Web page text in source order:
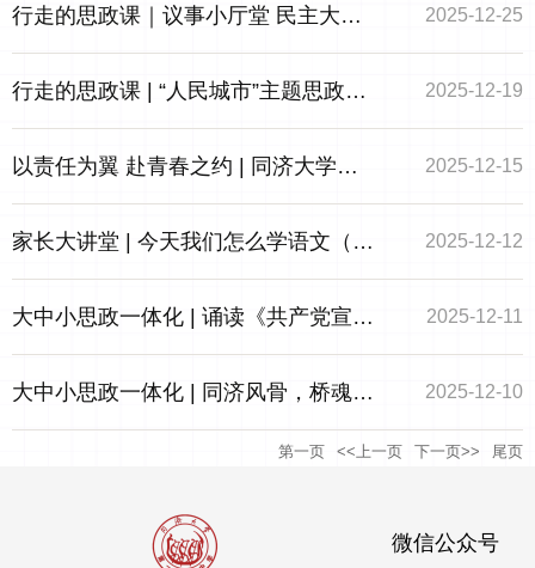
教育活动
育拔尖创新人才
行走的思政课｜议事小厅堂 民主大课
堂——2025学年第一学期书记思政课
第七期（总第28期）
2025-12-25
行走的思政课 | “人民城市”主题思政课
之创新赋能——2025学年第一学期书
记思政课第六期（总第27期）
2025-12-19
以责任为翼 赴青春之约 | 同济大学第
一附属中学2025秋季学期学生干部培
训顺利开班
2025-12-15
家长大讲堂 | 今天我们怎么学语文（总
第9期）
2025-12-12
大中小思政一体化 | 诵读《共产党宣
言》，感悟信仰力量——2025学年第
一学期书记思政课第五期（总第26
2025-12-11
大中小思政一体化 | 同济风骨，桥魂永 2025-12-10
第一页 <<上一页 下一页>> 尾页
微信公众号